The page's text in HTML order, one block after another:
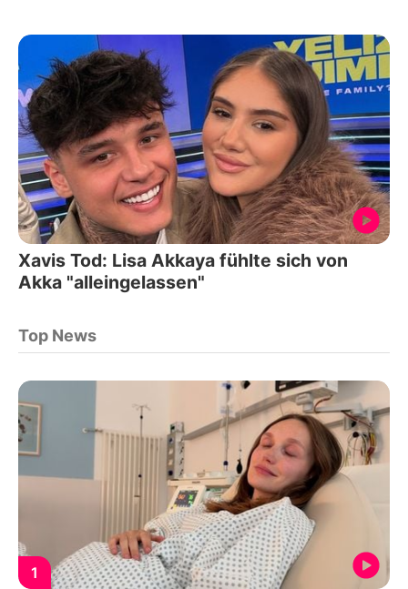
Xavis Tod: Lisa Akkaya fühlte sich von
Akka "alleingelassen"
Top News
1